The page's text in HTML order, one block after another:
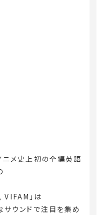
ニメ史上初の全編英語
VIFAM」は
サウンドで注目を集め